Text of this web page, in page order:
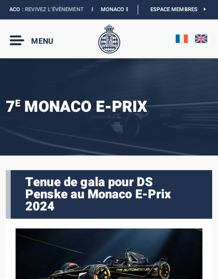
:REVIVEZ L’ÉVÈNEMENTI MONACO E-PRIX 2027 :NOUVELLES DATES I
ESPACE MEMBRES
MENU
7E MONACO E-PRIX
Tenue de gala pour DS
Penske au Monaco E-Prix
2024